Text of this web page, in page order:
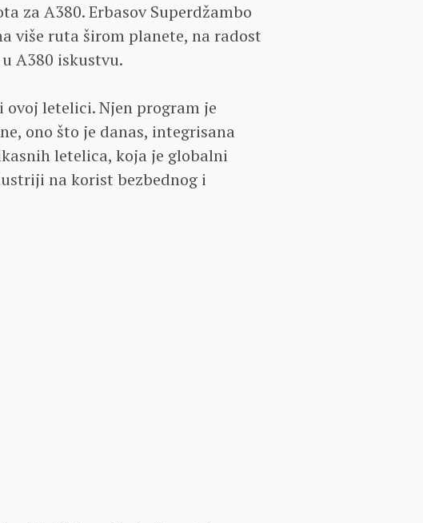
za A380. Erbasov Superdžambo
više ruta širom planete, na radost
A380 iskustvu.
letelici. Njen program je
ono što je danas, integrisana
letelica, koja je globalni
na korist bezbednog i